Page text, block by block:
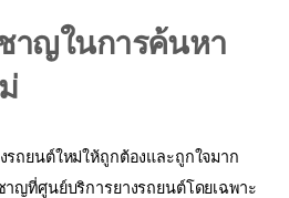
าญในการค้นหา
รถยนต์ใหม่ให้ถูกต้องและถูกใจมาก
ญที่ศูนย์บริการยางรถยนต์โดยเฉพาะ